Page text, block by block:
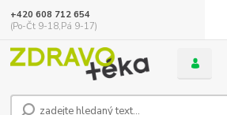
+420 608 712 654
(Po-Čt 9-18,Pá 9-17)